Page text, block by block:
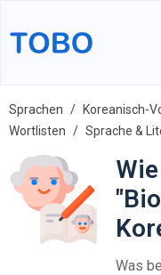
Sprachen
Koreanisch-
Wortlisten
Sprache &
Was